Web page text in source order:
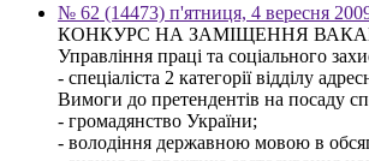
№ 62 (14473) п'ятниця, 4 вересня
КОНКУРС НА ЗАМІЩЕННЯ
Управління праці та соціального
- спеціаліста 2 категорії відділу
Вимоги до претендентів на посаду
- громадянство України;
- володіння державною мовою в